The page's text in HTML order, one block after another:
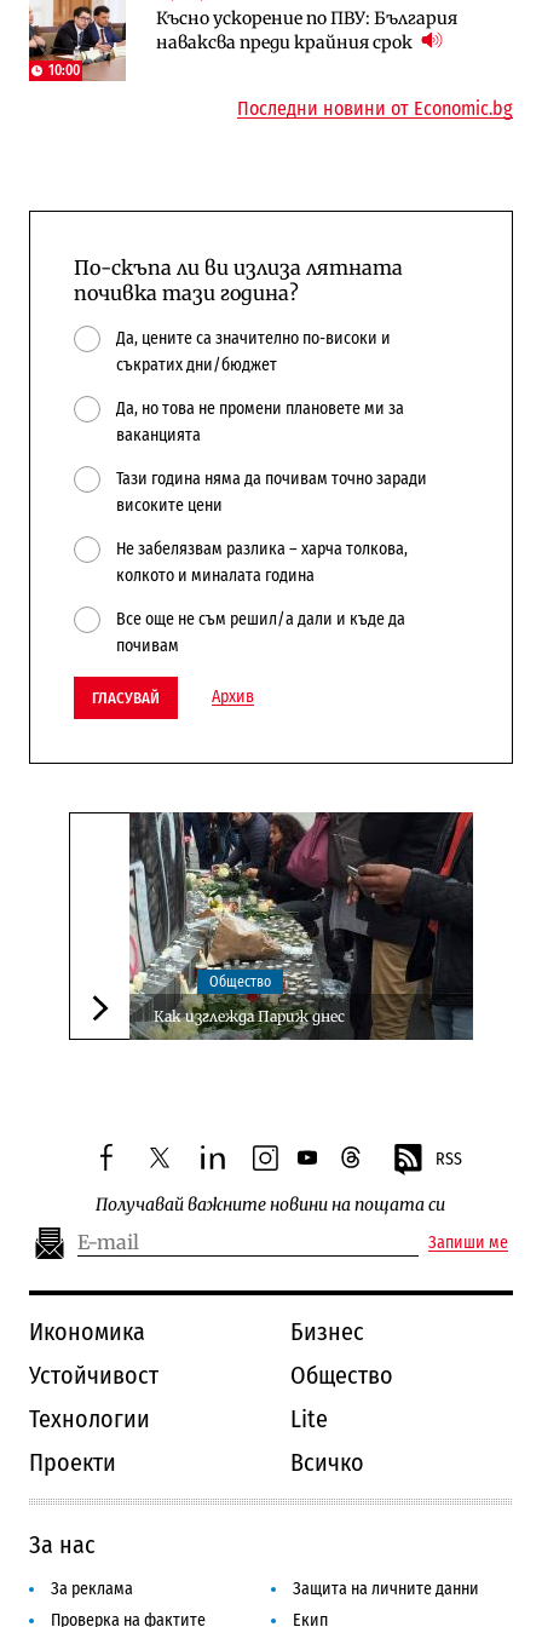
10:00
Късно ускорение по ПВУ: България
наваксва преди крайния срок
Държавният ТЕЦ „Марица изток 2“
работи с 5 блока
„Ендуросат“ ще строи огромен
космически и отбранителен център в
Последни новини от Economic.bg
По-скъпа ли ви излиза лятната
почивка тази година?
Да, цените са значително по-високи и
съкратих дни/бюджет
Да, но това не промени плановете ми за
ваканцията
Тази година няма да почивам точно заради
високите цени
Не забелязвам разлика – харча толкова,
колкото и миналата година
Все още не съм решил/а дали и къде да
почивам
ГЛАСУВАЙ Архив
Следваща новина
Общество
Как изглежда Париж днес
facebooktwitterlinkedininstagram
youtubethreads RSS
Получавай важните новини на пощата си
Запиши ме
Икономика
Бизнес
Устойчивост
Общество
Технологии
Lite
Проекти
Всичко
За нас
За реклама
Защита на личните данни
Проверка на фактите
Екип